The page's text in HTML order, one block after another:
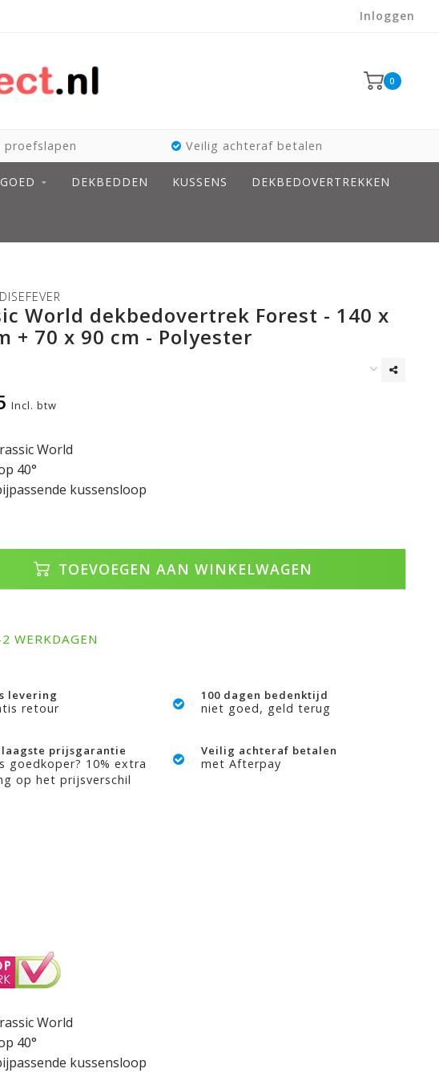
Inloggen
0
proefslapen Veilig achteraf betalen
DEKBEDDEN KUSSENS DEKBEDOVERTREKKEN
World dekbedovertrek Forest - 140 x
+ 70 x 90 cm - Polyester
Incl. btw
World
40°
kussensloop
TOEVOEGEN AAN WINKELWAGEN
WERKDAGEN
levering
retour
100 dagen bedenktijd
niet goed, geld terug
laagste prijsgarantie
goedkoper? 10% extra
op het prijsverschil
Veilig achteraf betalen
met Afterpay
World
40°
kussensloop